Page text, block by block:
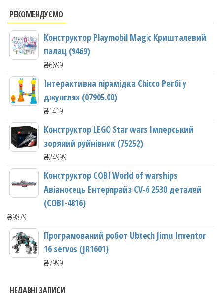
РЕКОМЕНДУЄМО
Конструктор Playmobil Magic Кришталевий
палац (9469)
₴6699
Інтерактивна пірамідка Chicco Регбі у
джунглях (07905.00)
₴1419
Конструктор LEGO Star wars Імперський
зоряний руйнівник (75252)
₴24999
Конструктор COBI World of warships
Авіаносець Ентерпрайз CV-6 2530 деталей
(COBI-4816)
₴9879
Програмований робот Ubtech Jimu Inventor
16 servos (JR1601)
₴7999
НЕДАВНІ ЗАПИСИ